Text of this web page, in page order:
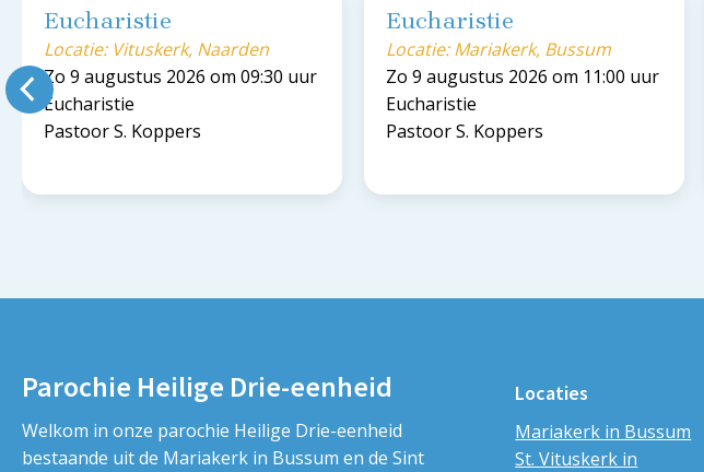
Eucharistie
Locatie: Vituskerk, Naarden
Zo 9 augustus 2026 om 09:30 uur
Eucharistie
Pastoor S. Koppers
Eucharistie
Locatie: Mariakerk, Bussum
Zo 9 augustus 2026 om 11:00 uur
Eucharistie
Pastoor S. Koppers
Parochie Heilige Drie-eenheid
Welkom in onze parochie Heilige Drie-eenheid
bestaande uit de Mariakerk in Bussum en de Sint
Locaties
Mariakerk in Bussum
St. Vituskerk in